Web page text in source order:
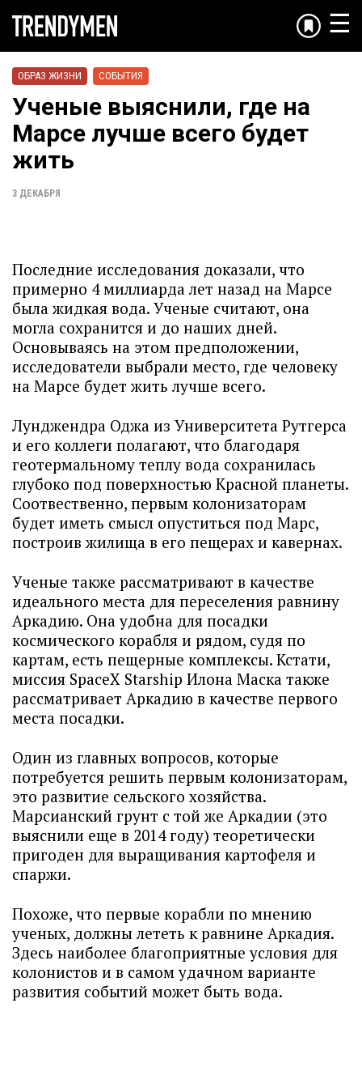
☰
ОБРАЗ ЖИЗНИ СОБЫТИЯ
Ученые выяснили, где на
Марсе лучше всего будет
жить
3 ДЕКАБРЯ
Последние исследования доказали, что
примерно 4 миллиарда лет назад на Марсе
была жидкая вода. Ученые считают, она
могла сохранится и до наших дней.
Основываясь на этом предположении,
исследователи выбрали место, где человеку
на Марсе будет жить лучше всего.
Лунджендра Оджа из Университета Рутгерса
и его коллеги полагают, что благодаря
геотермальному теплу вода сохранилась
глубоко под поверхностью Красной планеты.
Соотвественно, первым колонизаторам
будет иметь смысл опуститься под Марс,
построив жилища в его пещерах и кавернах.
Ученые также рассматривают в качестве
идеального места для переселения равнину
Аркадию. Она удобна для посадки
космического корабля и рядом, судя по
картам, есть пещерные комплексы. Кстати,
миссия SpaceX Starship Илона Маска также
рассматривает Аркадию в качестве первого
места посадки.
Один из главных вопросов, которые
потребуется решить первым колонизаторам,
это развитие сельского хозяйства.
Марсианский грунт с той же Аркадии (это
выяснили еще в 2014 году) теоретически
пригоден для выращивания картофеля и
спаржи.
Похоже, что первые корабли по мнению
ученых, должны лететь к равнине Аркадия.
Здесь наиболее благоприятные условия для
колонистов и в самом удачном варианте
развития событий может быть вода.